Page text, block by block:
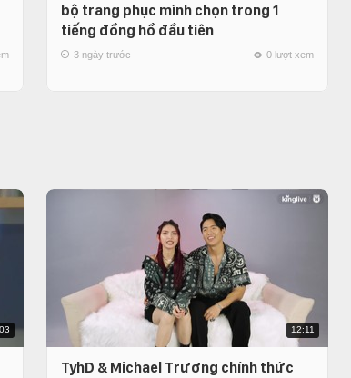
bộ trang phục mình chọn trong 1
tiếng đồng hồ đầu tiên
3 ngày trước 0 lượt xem
12:11
TyhD & Michael Trương chính thức